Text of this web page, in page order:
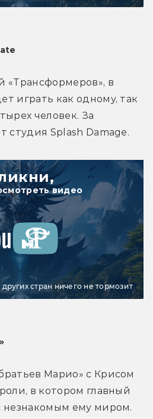
«Трансформеров», в
играть как одному, так
человек. За
студия Splash Damage.
видео
стран ничего не тормозит
Марио» с Крисом
в котором главный
незнакомым ему миром.